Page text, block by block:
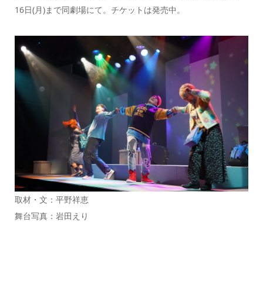
16日(月)まで同劇場にて。チケットは発売中。
取材・文：平野祥恵
舞台写真：岩田えり